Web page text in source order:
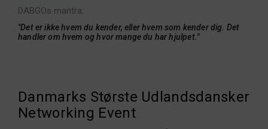
DABGOs mantra:
"Det er ikke hvem du kender, eller hvem som kender dig. Det
handler om hvem og hvor mange du har hjulpet."
Danmarks Største Udlandsdansker
Networking Event